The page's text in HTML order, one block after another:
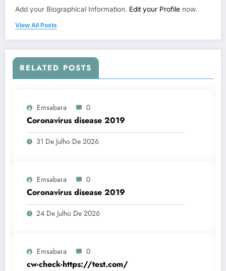
Add your Biographical Information. Edit your Profile now.
View All Posts
RELATED POSTS
Emsabara 0
Coronavirus disease 2019
31 De Julho De 2026
Emsabara 0
Coronavirus disease 2019
24 De Julho De 2026
Emsabara 0
cw-check-https://test.com/